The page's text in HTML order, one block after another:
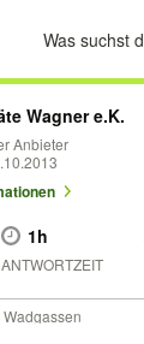
Wagner e.K.
Anbieter
1h
ANTWORTZEIT
Wadgassen